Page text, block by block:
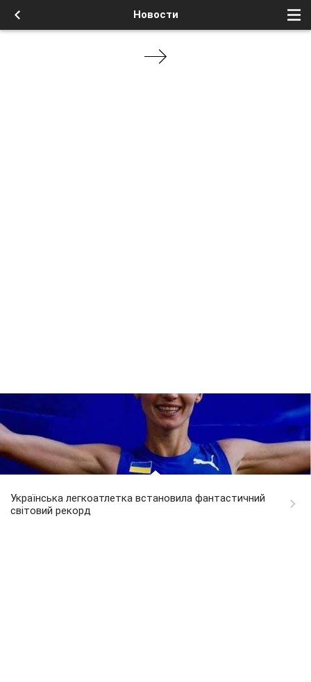
Новости
Українська легкоатлетка встановила фантастичний
світовий рекорд